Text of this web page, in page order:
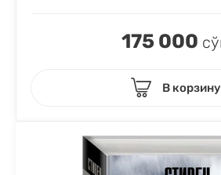
175 000
В корзину